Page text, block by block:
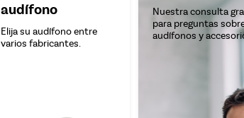
audífono
Elija su audífono entre
varios fabricantes.
Nuestra consulta
para preguntas
audífonos y